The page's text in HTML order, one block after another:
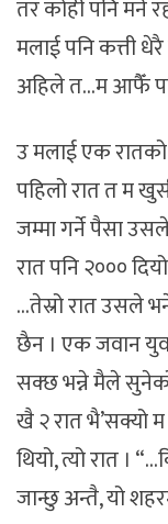
तर कोही पनि मर्ने
मलाई पनि कत्ती
अहिले त…म आफैँ
उ मलाई एक रातको
पहिलो रात त म
जम्मा गर्ने पैसा
रात पनि २०००
…तेस्रो रात उसले
छैन । एक जवान
सक्छ भन्ने मैले
खै २ रात भै’सक्यो
थियो, त्यो रात ।
जान्छु अन्तै, यो